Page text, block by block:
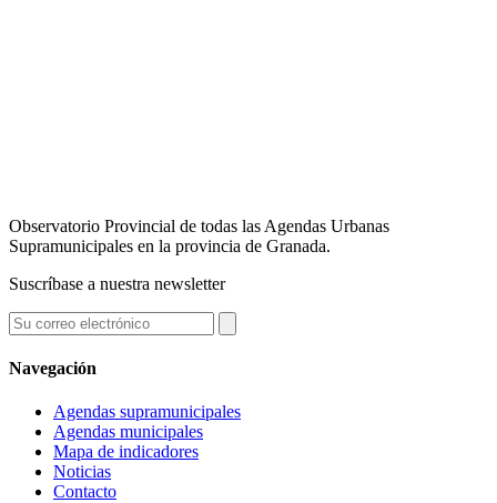
Observatorio Provincial de todas las Agendas Urbanas
Supramunicipales en la provincia de Granada.
Suscríbase a nuestra newsletter
Navegación
Agendas supramunicipales
Agendas municipales
Mapa de indicadores
Noticias
Contacto